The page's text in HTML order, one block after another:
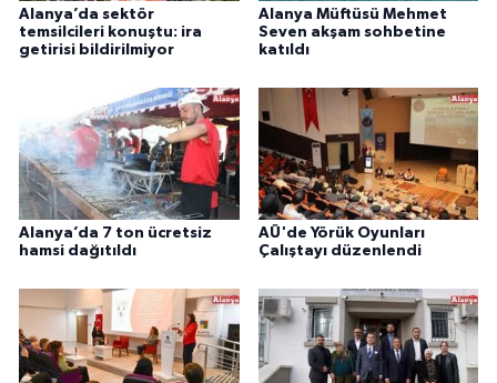
Alanya’da sektör
temsilcileri konuştu: ira
getirisi bildirilmiyor
Alanya Müftüsü Mehmet
Seven akşam sohbetine
katıldı
Alanya’da 7 ton ücretsiz
hamsi dağıtıldı
AÜ'de Yörük Oyunları
Çalıştayı düzenlendi